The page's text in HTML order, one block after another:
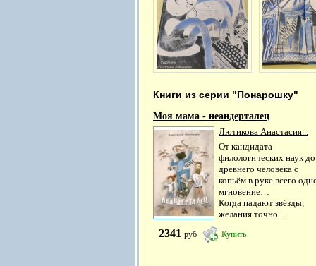
Книги из серии "Понарошку"
Моя мама - неандерталец
Лютикова Анастасия...
От кандидата
филологических наук до
древнего человека с
копьём в руке всего
мгновение…
Когда падают звёзды,
желания точно...
2341 руб Купить